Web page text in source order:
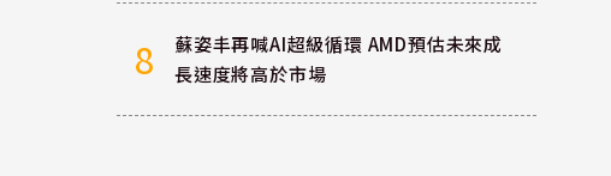
8
蘇姿丰再喊AI超級循環 AMD預估未來成
長速度將高於市場